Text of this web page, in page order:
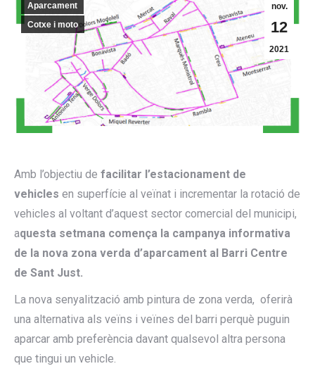
nov.
12
2021
Aparcament
Cotxe i moto
Amb l’objectiu de facilitar l’estacionament de
vehicles en superfície al veïnat i incrementar la rotació de
vehicles al voltant d’aquest sector comercial del municipi,
aquesta setmana comença la campanya informativa
de la nova zona verda d’aparcament al Barri Centre
de Sant Just.
La nova senyalització amb pintura de zona verda, oferirà
una alternativa als veïns i veïnes del barri perquè puguin
aparcar amb preferència davant qualsevol altra persona
que tingui un vehicle.